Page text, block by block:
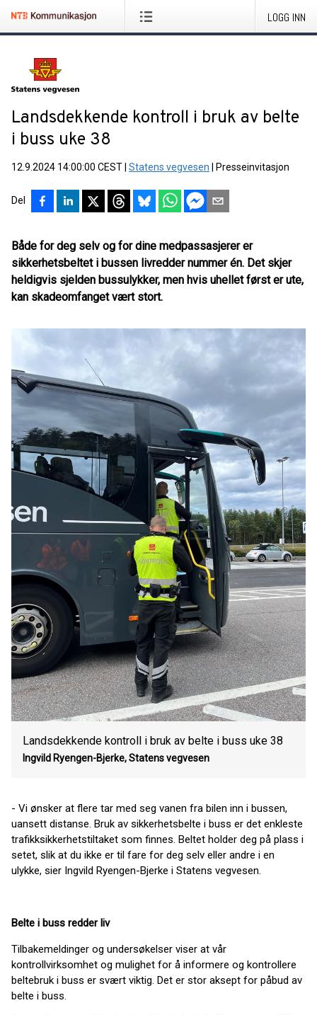
LOGG INN
Landsdekkende kontroll i bruk av belte
i buss uke 38
12.9.2024 14:00:00 CEST Statens vegvesen Presseinvitasjon
Del
Både for deg selv og for dine medpassasjerer er
sikkerhetsbeltet i bussen livredder nummer én. Det skjer
heldigvis sjelden bussulykker, men hvis uhellet først er ute,
kan skadeomfanget vært stort.
Landsdekkende kontroll i bruk av belte i buss uke 38
Ingvild Ryengen-Bjerke, Statens vegvesen
- Vi ønsker at flere tar med seg vanen fra bilen inn i bussen,
uansett distanse. Bruk av sikkerhetsbelte i buss er det enkleste
trafikksikkerhetstiltaket som finnes. Beltet holder deg på plass i
setet, slik at du ikke er til fare for deg selv eller andre i en
ulykke, sier Ingvild Ryengen-Bjerke i Statens vegvesen.
Belte i buss redder liv
Tilbakemeldinger og undersøkelser viser at vår
kontrollvirksomhet og mulighet for å informere og kontrollere
beltebruk i buss er svært viktig. Det er stor aksept for påbud av
belte i buss.